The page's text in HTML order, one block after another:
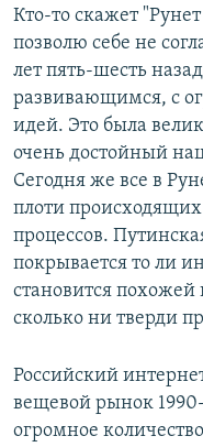
Кто-то скажет
позволю себе не
лет пять-шесть
развивающимся, с
идей. Это была
очень достойный
Сегодня же все в
плоти
процессов.
покрывается то ли
становится похожей
сколько ни тверди
Российский
вещевой рынок
огромное